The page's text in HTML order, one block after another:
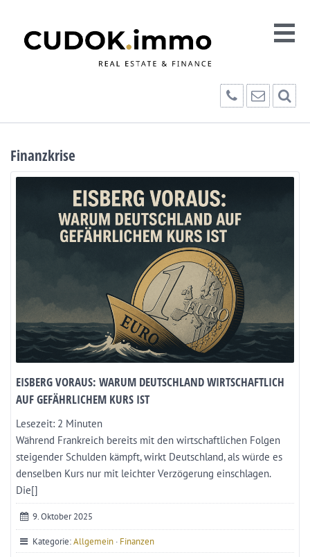
Finanzkrise
EISBERG VORAUS: WARUM DEUTSCHLAND WIRTSCHAFTLICH
AUF GEFÄHRLICHEM KURS IST
Lesezeit: 2 Minuten
Während Frankreich bereits mit den wirtschaftlichen Folgen
steigender Schulden kämpft, wirkt Deutschland, als würde es
denselben Kurs nur mit leichter Verzögerung einschlagen.
Die[]
9. Oktober 2025
Kategorie:Allgemein · Finanzen